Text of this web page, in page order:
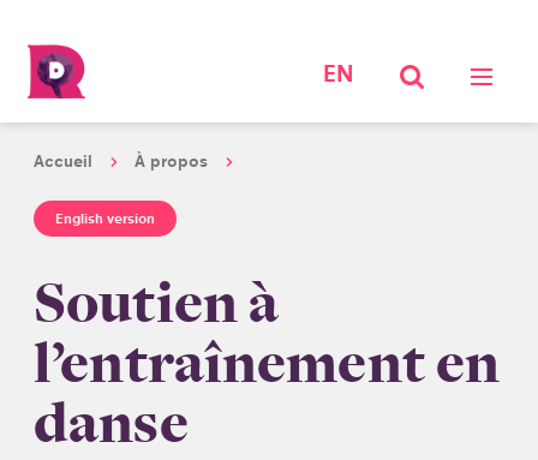
EN
Accueil À propos
English version
Soutien à
l’entraînement en
danse